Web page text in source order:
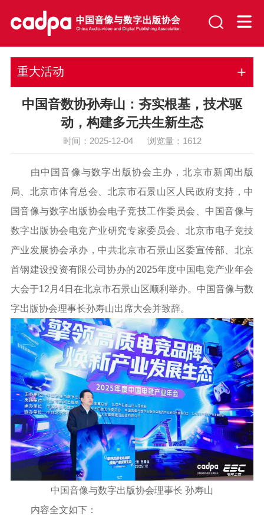
重大活动
中国音数协孙寿山：夯实根基，技术驱
动，构建多元共生新生态
时间：2025-12-04 浏览量： 1612
由中国音像与数字出版协会主办，北京市新闻出版
局、北京市体育总会、北京市石景山区人民政府支持，中
国音像与数字出版协会电子竞技工作委员会、中国音像与
数字出版协会电竞产业研究专家委员会、北京市电子竞技
产业发展协会承办，中共北京市石景山区委宣传部、北京
首钢建设投资有限公司协办的2025年度中国电竞产业年会
大会于12月4日在北京市石景山区顺利举办。中国音像与数
字出版协会理事长孙寿山出席大会并致辞。
中国音像与数字出版协会理事长 孙寿山
内容全文如下：